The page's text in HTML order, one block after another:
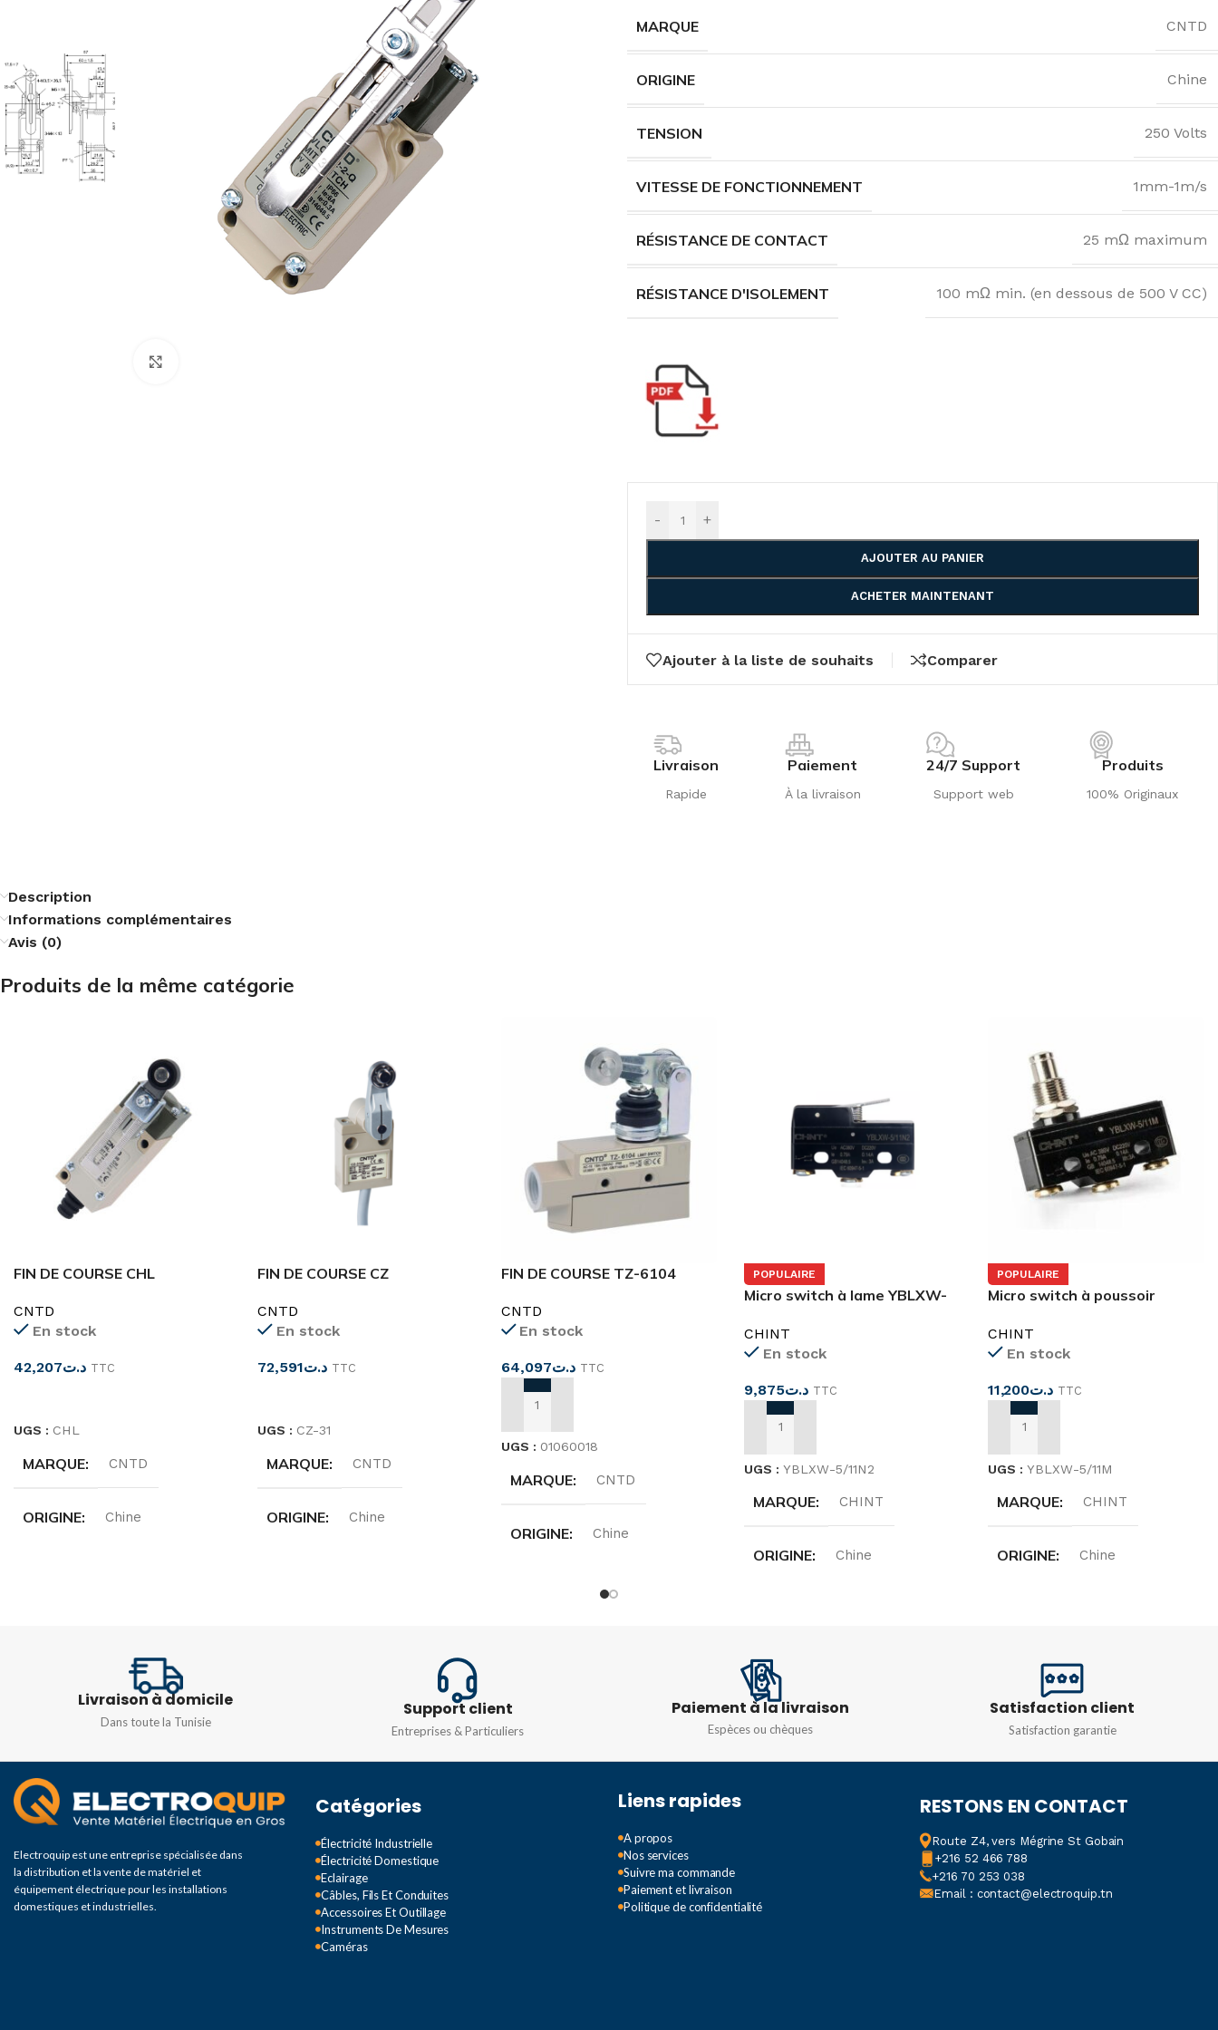
MARQUE CNTD
ORIGINE Chine
TENSION 250 Volts
VITESSE DE FONCTIONNEMENT 1mm-1m/s
RÉSISTANCE DE CONTACT 25 mΩ maximum
RÉSISTANCE D'ISOLEMENT 100 mΩ min. (en dessous de 500 V CC)
- +
AJOUTER AU PANIER
ACHETER MAINTENANT
Ajouter à la liste de souhaits Comparer
Livraison
Rapide
Paiement
À la livraison
24/7 Support
Support web
Produits
100% Originaux
Description
Informations complémentaires
Avis (0)
Produits de la même catégorie
FIN DE COURSE CHL
CNTD
En stock
د.ت42,207 TTC
UGS : CHL
MARQUE CNTD
ORIGINE Chine
CHL-5030, CHL-
CHL-5300
FIN DE COURSE CZ
CNTD
En stock
د.ت72,591 TTC
UGS : CZ-31
MARQUE CNTD
ORIGINE Chine
CZ-3104,
FIN DE COURSE TZ-6104
CNTD
En stock
د.ت64,097 TTC
AJOUTER AU PANIER
UGS : 01060018
MARQUE CNTD
ORIGINE Chine
250 Volts
5 mm-0,5 m/s
RÉSISTANCE DE CONTACT
25 mΩ maximum
POPULAIRE
Micro switch à lame YBLXW-
CHINT
En stock
د.ت9,875 TTC
AJOUTER AU PANIER
UGS :YBLXW-5/11N2
MARQUE CHINT
ORIGINE Chine
250 V, 50 Hz.
PUISSANCE STANDARD
DÉGRÉ DE PROTECTION
POPULAIRE
Micro switch à poussoir
CHINT
En stock
د.ت11,200 TTC
AJOUTER AU PANIER
UGS :YBLXW-5/11M
MARQUE CHINT
ORIGINE Chine
Ie0.79A;DC220V, Ie0.14A.
Livraison à domicile
Dans toute la Tunisie
Support client
Entreprises & Particuliers
Paiement à la livraison
Espèces ou chèques
Satisfaction client
Satisfaction garantie
Electroquip est une entreprise spécialisée dans
la distribution et la vente de matériel et
équipement électrique pour les installations
domestiques et industrielles.
Catégories
Électricité Industrielle
Électricité Domestique
Eclairage
Câbles, Fils Et Conduites
Accessoires Et Outillage
Instruments De Mesures
Caméras
Liens rapides
A propos
Nos services
Suivre ma commande
Paiement et livraison
Politique de confidentialité
RESTONS EN CONTACT
Route Z4, vers Mégrine St Gobain
+216 52 466 788
+216 70 253 038
Email : contact@electroquip.tn